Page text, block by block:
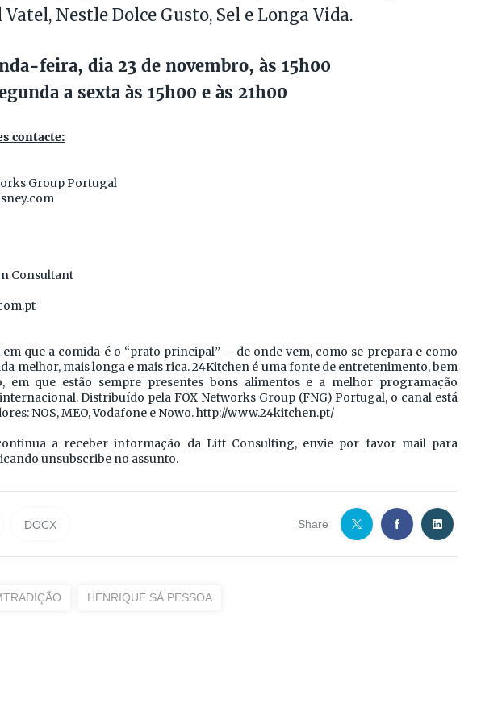
Vatel, Nestle Dolce Gusto, Sel e Longa Vida.
feira, dia 23 de novembro, às 15h00
a sexta às 15h00 e às 21h00
contacte:
Group Portugal
Consultant
que a comida é o “prato principal” – de onde vem, como se prepara e como
melhor, mais longa e mais rica. 24Kitchen é uma fonte de entretenimento, bem
em que estão sempre presentes bons alimentos e a melhor programação
Distribuído pela FOX Networks Group (FNG) Portugal, o canal está
NOS, MEO, Vodafone e Nowo. http://www.24kitchen.pt/
a receber informação da Lift Consulting, envie por favor mail para
unsubscribe no assunto.
DOCX Share
HENRIQUE SÁ PESSOA